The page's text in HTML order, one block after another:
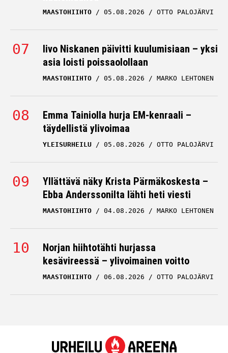
MAASTOHIIHTO 05.08.2026 OTTO PALOJÄRVI
Iivo Niskanen päivitti kuulumisiaan – yksi
asia loisti poissaolollaan
MAASTOHIIHTO 05.08.2026 MARKO LEHTONEN
Emma Tainiolla hurja EM-kenraali –
täydellistä ylivoimaa
YLEISURHEILU 05.08.2026 OTTO PALOJÄRVI
Yllättävä näky Krista Pärmäkoskesta –
Ebba Anderssonilta lähti heti viesti
MAASTOHIIHTO 04.08.2026 MARKO LEHTONEN
Norjan hiihtotähti hurjassa
kesävireessä – ylivoimainen voitto
MAASTOHIIHTO 06.08.2026 OTTO PALOJÄRVI